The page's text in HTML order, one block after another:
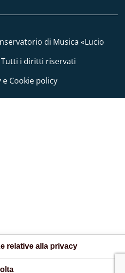
di Musica «Lucio
Tutti i diritti riservati
e Cookie policy
relative alla privacy